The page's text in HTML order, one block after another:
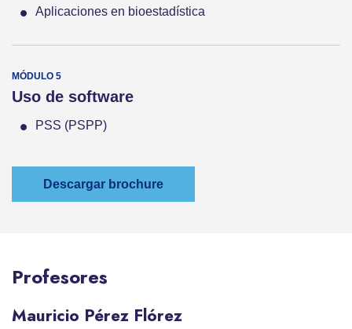
Aplicaciones en bioestadística
Uso de software
PSS (PSPP)
Descargar brochure
Profesores
Mauricio Pérez Flórez